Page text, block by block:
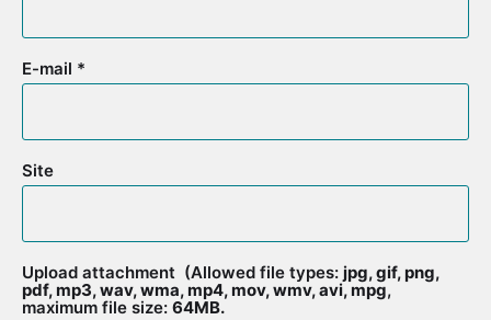
E-mail *
Site
Upload attachment (Allowed file types: jpg, gif, png,
pdf, mp3, wav, wma, mp4, mov, wmv, avi, mpg,
maximum file size: 64MB.